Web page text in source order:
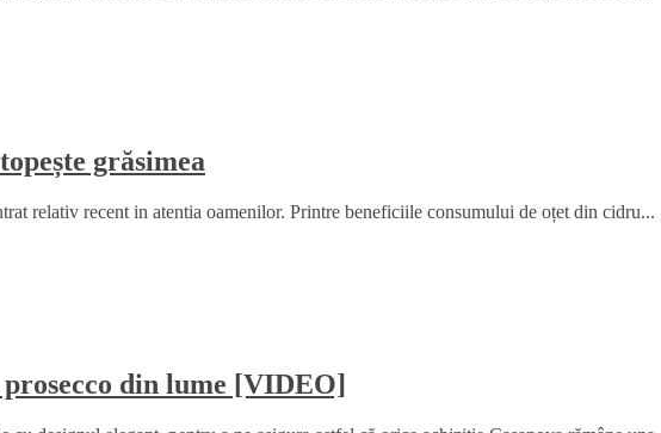
grăsimea
relativ recent in atentia oamenilor. Printre beneficiile consumului de oțet din cidru...
din lume [VIDEO]